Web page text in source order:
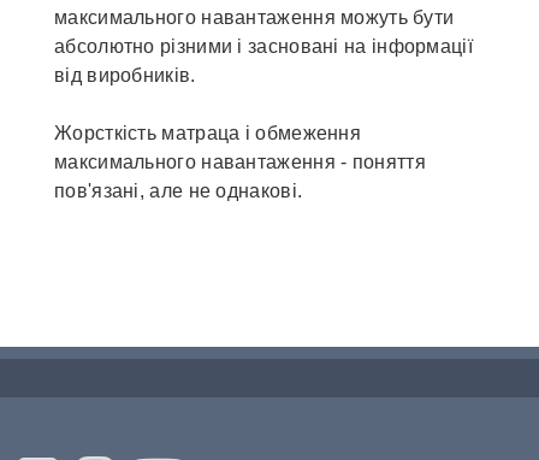
максимального навантаження можуть бути
абсолютно різними і засновані на інформації
від виробників.
Жорсткість матраца і обмеження
максимального навантаження - поняття
пов'язані, але не однакові.